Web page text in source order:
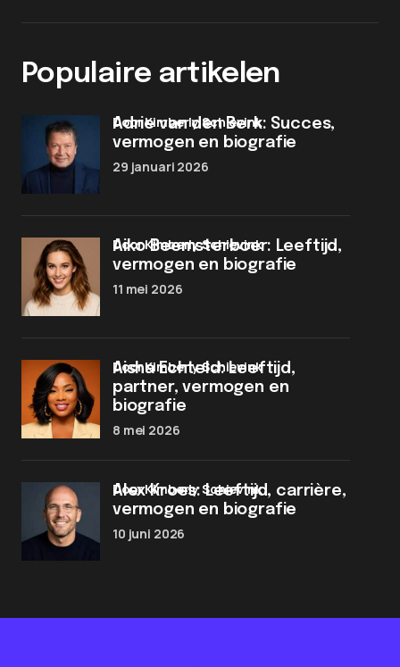
Populaire artikelen
Adrie van den Berk: Succes,
vermogen en biografie
door Kimberly Schievink
29 januari 2026
Aiko Beemsterboer: Leeftijd,
vermogen en biografie
door Kimberly Schievink
11 mei 2026
Aisha Echteld: Leeftijd,
partner, vermogen en
biografie
door Kimberly Schievink
8 mei 2026
Alex Kroes: Leeftijd, carrière,
vermogen en biografie
door Kimberly Schievink
10 juni 2026